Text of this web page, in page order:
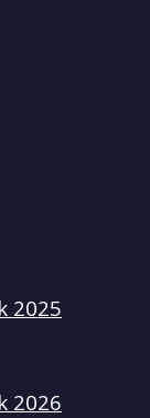
2025
2026